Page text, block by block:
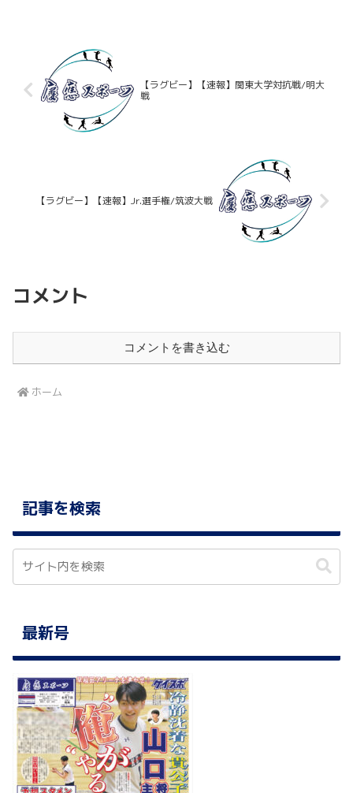
【ラグビー】【速報】関東大学対抗戦/明大
戦
【ラグビー】【速報】Jr.選手権/筑波大戦
コメント
コメントを書き込む
ホーム
記事を検索
最新号